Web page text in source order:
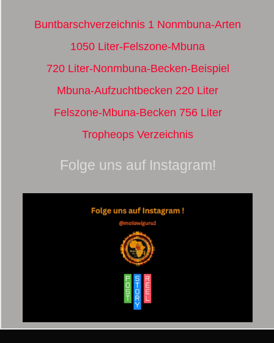
Buntbarschverzeichnis 1 Nonmbuna-Arten
1050 Liter-Felszone-Mbuna
720 Liter-Nonmbuna-Becken-Beispiel
Mbuna-Aufzuchtbecken 220 Liter
Felszone-Mbuna-Becken 756 Liter
Tropheops Verzeichnis
Folge uns auf Instagram!